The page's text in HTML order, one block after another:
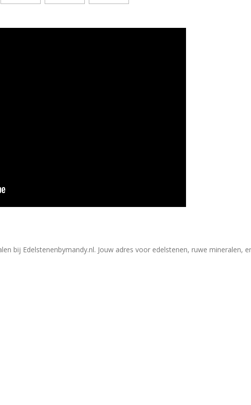
bij Edelstenenbymandy.nl. Jouw adres voor edelstenen, ruwe mineralen,